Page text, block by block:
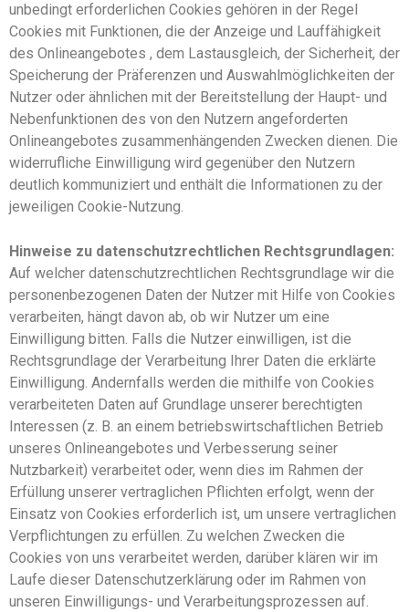
unbedingt erforderlichen Cookies gehören in der Regel
Cookies mit Funktionen, die der Anzeige und Lauffähigkeit
des Onlineangebotes , dem Lastausgleich, der Sicherheit, der
Speicherung der Präferenzen und Auswahlmöglichkeiten der
Nutzer oder ähnlichen mit der Bereitstellung der Haupt- und
Nebenfunktionen des von den Nutzern angeforderten
Onlineangebotes zusammenhängenden Zwecken dienen. Die
widerrufliche Einwilligung wird gegenüber den Nutzern
deutlich kommuniziert und enthält die Informationen zu der
jeweiligen Cookie-Nutzung.
Hinweise zu datenschutzrechtlichen Rechtsgrundlagen:
Auf welcher datenschutzrechtlichen Rechtsgrundlage wir die
personenbezogenen Daten der Nutzer mit Hilfe von Cookies
verarbeiten, hängt davon ab, ob wir Nutzer um eine
Einwilligung bitten. Falls die Nutzer einwilligen, ist die
Rechtsgrundlage der Verarbeitung Ihrer Daten die erklärte
Einwilligung. Andernfalls werden die mithilfe von Cookies
verarbeiteten Daten auf Grundlage unserer berechtigten
Interessen (z. B. an einem betriebswirtschaftlichen Betrieb
unseres Onlineangebotes und Verbesserung seiner
Nutzbarkeit) verarbeitet oder, wenn dies im Rahmen der
Erfüllung unserer vertraglichen Pflichten erfolgt, wenn der
Einsatz von Cookies erforderlich ist, um unsere vertraglichen
Verpflichtungen zu erfüllen. Zu welchen Zwecken die
Cookies von uns verarbeitet werden, darüber klären wir im
Laufe dieser Datenschutzerklärung oder im Rahmen von
unseren Einwilligungs- und Verarbeitungsprozessen auf.